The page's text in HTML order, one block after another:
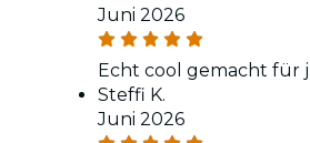
Juni 2026
Echt cool gemacht für
Steffi K.
Juni 2026